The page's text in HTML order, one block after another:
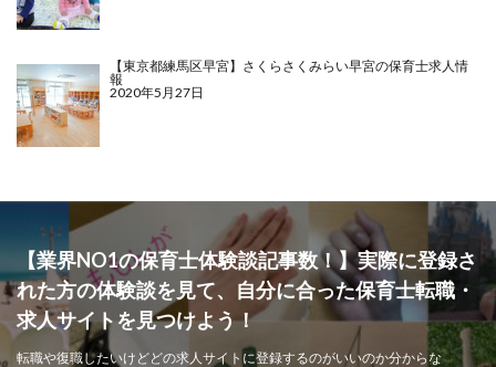
【東京都練馬区早宮】さくらさくみらい早宮の保育士求人情
報
2020年5月27日
【業界NO1の保育士体験談記事数！】実際に登録さ
れた方の体験談を見て、自分に合った保育士転職・
求人サイトを見つけよう！
転職や復職したいけどどの求人サイトに登録するのがいいのか分からな